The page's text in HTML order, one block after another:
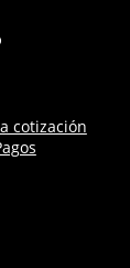
cotización